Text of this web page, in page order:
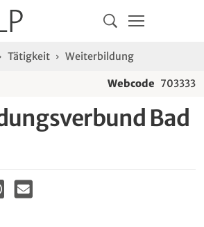
Navigation
Tätigkeit Weiterbildung
Webcode 703333
Bad